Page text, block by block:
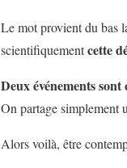
Le mot provient du bas
scientifiquementcette
Deux événements
On partage simplement
Alors voilà, être